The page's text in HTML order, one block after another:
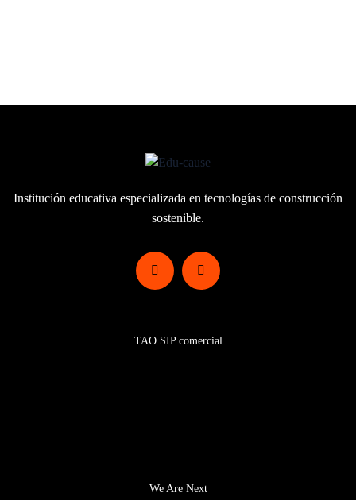
Institución educativa especializada en tecnologías de construcción
sostenible.
TAO SIP comercial
We Are Next